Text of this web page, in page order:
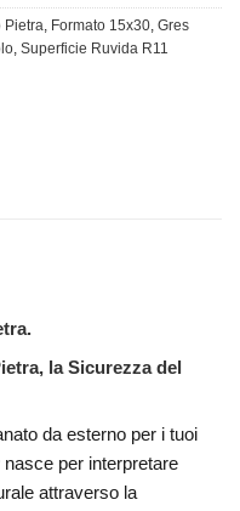
Pietra, Formato 15x30, Gres
, Superficie Ruvida R11
la Sicurezza del
da esterno per i tuoi
nasce per interpretare
attraverso la